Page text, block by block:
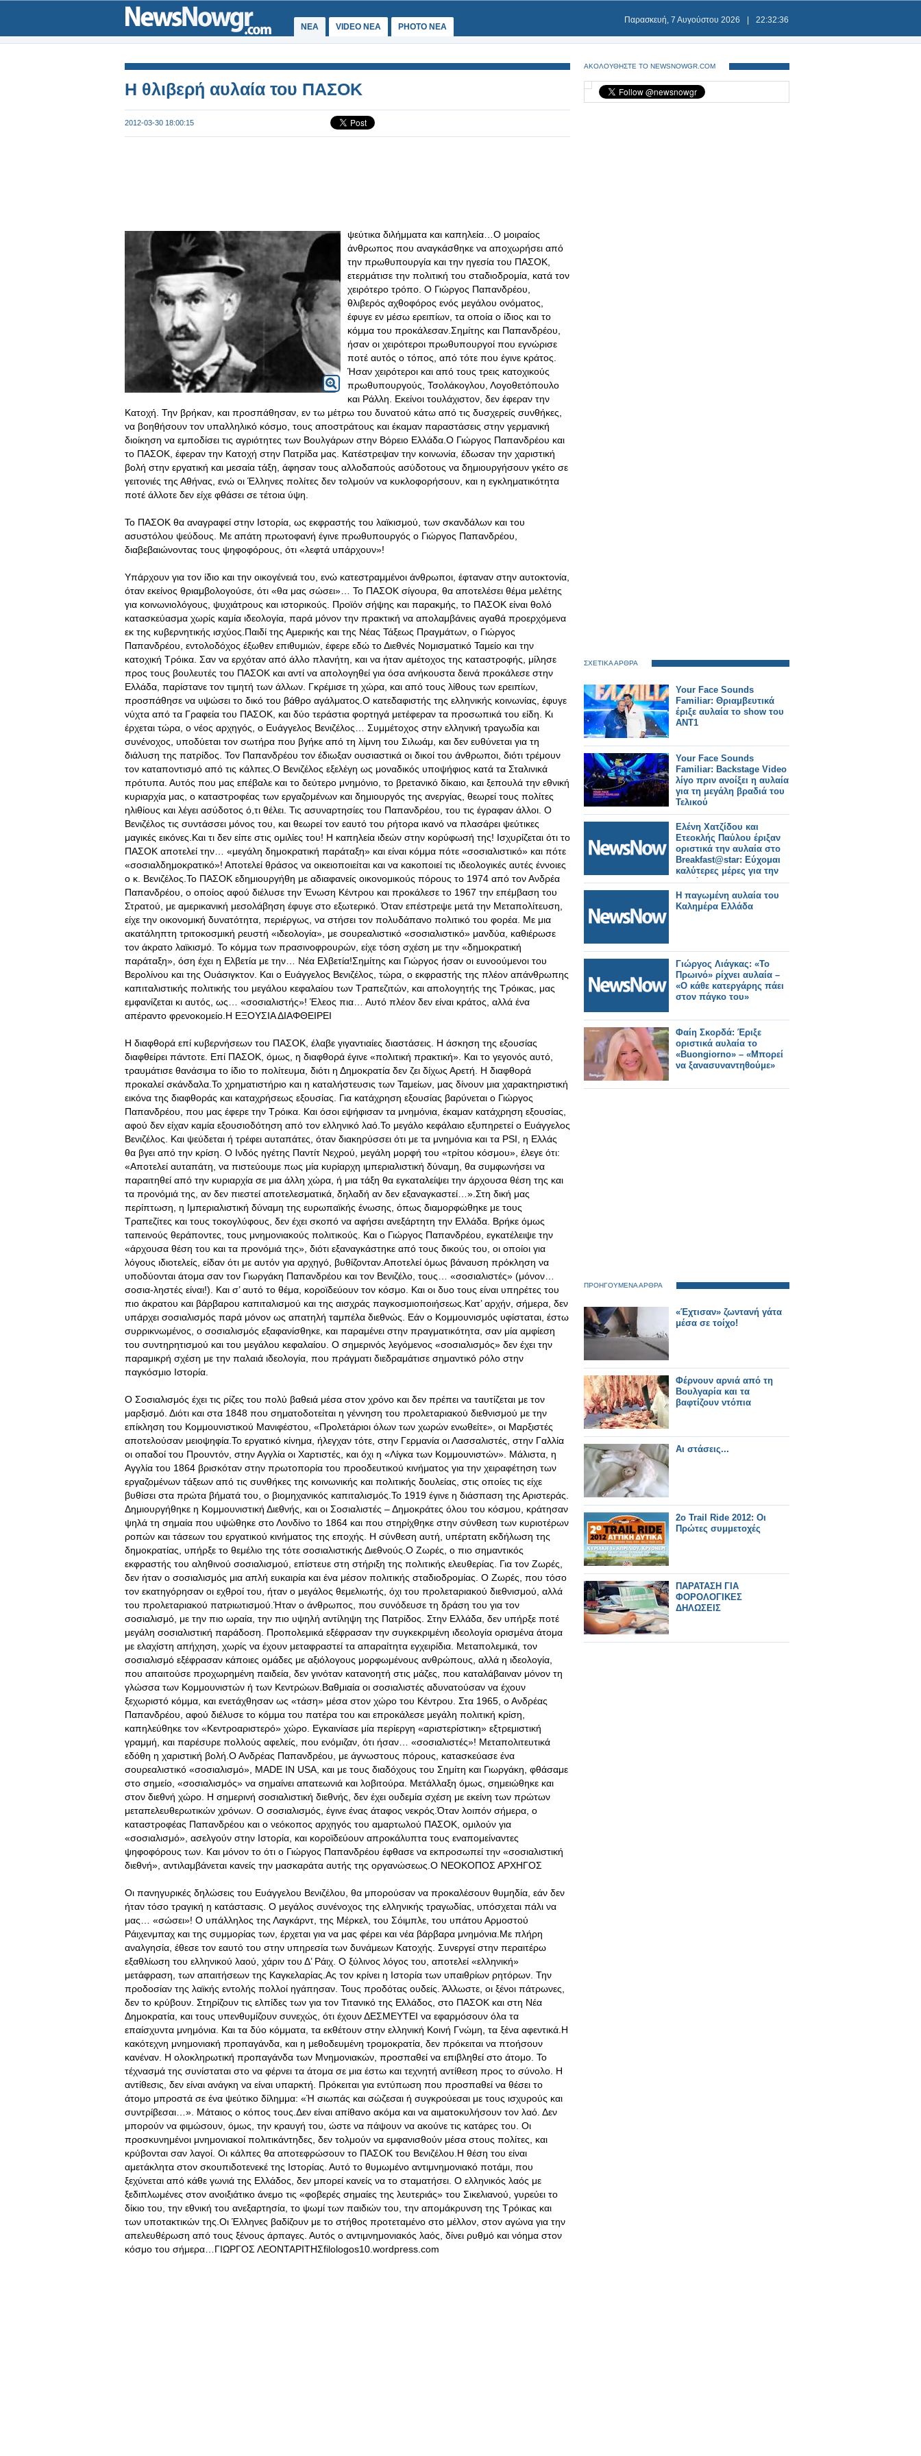
ΝΕΑ VIDEO NEA PHOTO NEA
Παρασκευή, 7 Αυγούστου 2026 22:32:37
Η θλιβερή αυλαία του ΠΑΣΟΚ
2012-03-30 18:00:15
ψεύτικα διλήμματα και καπηλεία…Ο μοιραίος
άνθρωπος που αναγκάσθηκε να αποχωρήσει από
την πρωθυπουργία και την ηγεσία του ΠΑΣΟΚ,
ετερμάτισε την πολιτική του σταδιοδρομία, κατά τον
χειρότερο τρόπο. Ο Γιώργος Παπανδρέου,
θλιβερός αχθοφόρος ενός μεγάλου ονόματος,
έφυγε εν μέσω ερειπίων, τα οποία ο ίδιος και το
κόμμα του προκάλεσαν.Σημίτης και Παπανδρέου,
ήσαν οι χειρότεροι πρωθυπουργοί που εγνώρισε
ποτέ αυτός ο τόπος, από τότε που έγινε κράτος.
Ήσαν χειρότεροι και από τους τρεις κατοχικούς
πρωθυπουργούς, Τσολάκογλου, Λογοθετόπουλο
και Ράλλη. Εκείνοι τουλάχιστον, δεν έφεραν την
Κατοχή. Την βρήκαν, και προσπάθησαν, εν τω μέτρω του δυνατού κάτω από τις δυσχερείς συνθήκες,
να βοηθήσουν τον υπαλληλικό κόσμο, τους αποστράτους και έκαμαν παραστάσεις στην γερμανική
διοίκηση να εμποδίσει τις αγριότητες των Βουλγάρων στην Βόρειο Ελλάδα.Ο Γιώργος Παπανδρέου και
το ΠΑΣΟΚ, έφεραν την Κατοχή στην Πατρίδα μας. Κατέστρεψαν την κοινωνία, έδωσαν την χαριστική
βολή στην εργατική και μεσαία τάξη, άφησαν τους αλλοδαπούς ασύδοτους να δημιουργήσουν γκέτο σε
γειτονιές της Αθήνας, ενώ οι Έλληνες πολίτες δεν τολμούν να κυκλοφορήσουν, και η εγκληματικότητα
ποτέ άλλοτε δεν είχε φθάσει σε τέτοια ύψη.
Το ΠΑΣΟΚ θα αναγραφεί στην Ιστορία, ως εκφραστής του λαϊκισμού, των σκανδάλων και του
ασυστόλου ψεύδους. Με απάτη πρωτοφανή έγινε πρωθυπουργός ο Γιώργος Παπανδρέου,
διαβεβαιώνοντας τους ψηφοφόρους, ότι «λεφτά υπάρχουν»!
Υπάρχουν για τον ίδιο και την οικογένειά του, ενώ κατεστραμμένοι άνθρωποι, έφταναν στην αυτοκτονία,
όταν εκείνος θριαμβολογούσε, ότι «θα μας σώσει»… Το ΠΑΣΟΚ σίγουρα, θα αποτελέσει θέμα μελέτης
για κοινωνιολόγους, ψυχιάτρους και ιστορικούς. Προϊόν σήψης και παρακμής, το ΠΑΣΟΚ είναι θολό
κατασκεύασμα χωρίς καμία ιδεολογία, παρά μόνον την πρακτική να απολαμβάνεις αγαθά προερχόμενα
εκ της κυβερνητικής ισχύος.Παιδί της Αμερικής και της Νέας Τάξεως Πραγμάτων, ο Γιώργος
Παπανδρέου, εντολοδόχος έξωθεν επιθυμιών, έφερε εδώ το Διεθνές Νομισματικό Ταμείο και την
κατοχική Τρόικα. Σαν να ερχόταν από άλλο πλανήτη, και να ήταν αμέτοχος της καταστροφής, μίλησε
προς τους βουλευτές του ΠΑΣΟΚ και αντί να απολογηθεί για όσα ανήκουστα δεινά προκάλεσε στην
Ελλάδα, παρίστανε τον τιμητή των άλλων. Γκρέμισε τη χώρα, και από τους λίθους των ερειπίων,
προσπάθησε να υψώσει το δικό του βάθρο αγάλματος.Ο κατεδαφιστής της ελληνικής κοινωνίας, έφυγε
νύχτα από τα Γραφεία του ΠΑΣΟΚ, και δύο τεράστια φορτηγά μετέφεραν τα προσωπικά του είδη. Κι
έρχεται τώρα, ο νέος αρχηγός, ο Ευάγγελος Βενιζέλος… Συμμέτοχος στην ελληνική τραγωδία και
συνένοχος, υποδύεται τον σωτήρα που βγήκε από τη λίμνη του Σιλωάμ, και δεν ευθύνεται για τη
διάλυση της πατρίδος. Τον Παπανδρέου τον έδιωξαν ουσιαστικά οι δικοί του άνθρωποι, διότι τρέμουν
τον καταποντισμό από τις κάλπες.Ο Βενιζέλος εξελέγη ως μοναδικός υποψήφιος κατά τα Σταλινικά
πρότυπα. Αυτός που μας επέβαλε και το δεύτερο μνημόνιο, το βρετανικό δίκαιο, και ξεπουλά την εθνική
κυριαρχία μας, ο καταστροφέας των εργαζομένων και δημιουργός της ανεργίας, θεωρεί τους πολίτες
ηλιθίους και λέγει ασύδοτος ό,τι θέλει. Τις ασυναρτησίες του Παπανδρέου, του τις έγραφαν άλλοι. Ο
Βενιζέλος τις συντάσσει μόνος του, και θεωρεί τον εαυτό του ρήτορα ικανό να πλασάρει ψεύτικες
μαγικές εικόνες.Και τι δεν είπε στις ομιλίες του! Η καπηλεία ιδεών στην κορύφωσή της! Ισχυρίζεται ότι το
ΠΑΣΟΚ αποτελεί την… «μεγάλη δημοκρατική παράταξη» και είναι κόμμα πότε «σοσιαλιστικό» και πότε
«σοσιαλδημοκρατικό»! Αποτελεί θράσος να οικειοποιείται και να κακοποιεί τις ιδεολογικές αυτές έννοιες
ο κ. Βενιζέλος.Το ΠΑΣΟΚ εδημιουργήθη με αδιαφανείς οικονομικούς πόρους το 1974 από τον Ανδρέα
Παπανδρέου, ο οποίος αφού διέλυσε την Ένωση Κέντρου και προκάλεσε το 1967 την επέμβαση του
Στρατού, με αμερικανική μεσολάβηση έφυγε στο εξωτερικό. Όταν επέστρεψε μετά την Μεταπολίτευση,
είχε την οικονομική δυνατότητα, περιέργως, να στήσει τον πολυδάπανο πολιτικό του φορέα. Με μια
ακατάληπτη τριτοκοσμική ρευστή «ιδεολογία», με σουρεαλιστικό «σοσιαλιστικό» μανδύα, καθιέρωσε
τον άκρατο λαϊκισμό. Το κόμμα των πρασινοφρουρών, είχε τόση σχέση με την «δημοκρατική
παράταξη», όση έχει η Ελβετία με την… Νέα Ελβετία!Σημίτης και Γιώργος ήσαν οι ευνοούμενοι του
Βερολίνου και της Ουάσιγκτον. Και ο Ευάγγελος Βενιζέλος, τώρα, ο εκφραστής της πλέον απάνθρωπης
καπιταλιστικής πολιτικής του μεγάλου κεφαλαίου των Τραπεζιτών, και απολογητής της Τρόικας, μας
εμφανίζεται κι αυτός, ως… «σοσιαλιστής»! Έλεος πια… Αυτό πλέον δεν είναι κράτος, αλλά ένα
απέραντο φρενοκομείο.Η ΕΞΟΥΣΙΑ ΔΙΑΦΘΕΙΡΕΙ
Η διαφθορά επί κυβερνήσεων του ΠΑΣΟΚ, έλαβε γιγαντιαίες διαστάσεις. Η άσκηση της εξουσίας
διαφθείρει πάντοτε. Επί ΠΑΣΟΚ, όμως, η διαφθορά έγινε «πολιτική πρακτική». Και το γεγονός αυτό,
τραυμάτισε θανάσιμα το ίδιο το πολίτευμα, διότι η Δημοκρατία δεν ζει δίχως Αρετή. Η διαφθορά
προκαλεί σκάνδαλα.Το χρηματιστήριο και η καταλήστευσις των Ταμείων, μας δίνουν μια χαρακτηριστική
εικόνα της διαφθοράς και καταχρήσεως εξουσίας. Για κατάχρηση εξουσίας βαρύνεται ο Γιώργος
Παπανδρέου, που μας έφερε την Τρόικα. Και όσοι εψήφισαν τα μνημόνια, έκαμαν κατάχρηση εξουσίας,
αφού δεν είχαν καμία εξουσιοδότηση από τον ελληνικό λαό.Το μεγάλο κεφάλαιο εξυπηρετεί ο Ευάγγελος
Βενιζέλος. Και ψεύδεται ή τρέφει αυταπάτες, όταν διακηρύσσει ότι με τα μνημόνια και τα PSI, η Ελλάς
θα βγει από την κρίση. Ο Ινδός ηγέτης Παντίτ Νεχρού, μεγάλη μορφή του «τρίτου κόσμου», έλεγε ότι:
«Αποτελεί αυταπάτη, να πιστεύουμε πως μία κυρίαρχη ιμπεριαλιστική δύναμη, θα συμφωνήσει να
παραιτηθεί από την κυριαρχία σε μια άλλη χώρα, ή μια τάξη θα εγκαταλείψει την άρχουσα θέση της και
τα προνόμιά της, αν δεν πιεστεί αποτελεσματικά, δηλαδή αν δεν εξαναγκαστεί…».Στη δική μας
περίπτωση, η Ιμπεριαλιστική δύναμη της ευρωπαϊκής ένωσης, όπως διαμορφώθηκε με τους
Τραπεζίτες και τους τοκογλύφους, δεν έχει σκοπό να αφήσει ανεξάρτητη την Ελλάδα. Βρήκε όμως
ταπεινούς θεράποντες, τους μνημονιακούς πολιτικούς. Και ο Γιώργος Παπανδρέου, εγκατέλειψε την
«άρχουσα θέση του και τα προνόμιά της», διότι εξαναγκάστηκε από τους δικούς του, οι οποίοι για
λόγους ιδιοτελείς, είδαν ότι με αυτόν για αρχηγό, βυθίζονταν.Αποτελεί όμως βάναυση πρόκληση να
υποδύονται άτομα σαν τον Γιωργάκη Παπανδρέου και τον Βενιζέλο, τους… «σοσιαλιστές» (μόνον…
σοσια-ληστές είναι!). Και σ’ αυτό το θέμα, κοροϊδεύουν τον κόσμο. Και οι δυο τους είναι υπηρέτες του
πιο άκρατου και βάρβαρου καπιταλισμού και της αισχράς παγκοσμιοποιήσεως.Κατ’ αρχήν, σήμερα, δεν
υπάρχει σοσιαλισμός παρά μόνον ως απατηλή ταμπέλα διεθνώς. Εάν ο Κομμουνισμός υφίσταται, έστω
συρρικνωμένος, ο σοσιαλισμός εξαφανίσθηκε, και παραμένει στην πραγματικότητα, σαν μία αμφίεση
του συντηρητισμού και του μεγάλου κεφαλαίου. Ο σημερινός λεγόμενος «σοσιαλισμός» δεν έχει την
παραμικρή σχέση με την παλαιά ιδεολογία, που πράγματι διεδραμάτισε σημαντικό ρόλο στην
παγκόσμιο Ιστορία.
Ο Σοσιαλισμός έχει τις ρίζες του πολύ βαθειά μέσα στον χρόνο και δεν πρέπει να ταυτίζεται με τον
μαρξισμό. Διότι και στα 1848 που σηματοδοτείται η γέννηση του προλεταριακού διεθνισμού με την
επίκληση του Κομμουνιστικού Μανιφέστου, «Προλετάριοι όλων των χωρών ενωθείτε», οι Μαρξιστές
αποτελούσαν μειοψηφία.Το εργατικό κίνημα, ήλεγχαν τότε, στην Γερμανία οι Λασσαλιστές, στην Γαλλία
οι οπαδοί του Προυντόν, στην Αγγλία οι Χαρτιστές, και όχι η «Λίγκα των Κομμουνιστών». Μάλιστα, η
Αγγλία του 1864 βρισκόταν στην πρωτοπορία του προοδευτικού κινήματος για την χειραφέτηση των
εργαζομένων τάξεων από τις συνθήκες της κοινωνικής και πολιτικής δουλείας, στις οποίες τις είχε
βυθίσει στα πρώτα βήματά του, ο βιομηχανικός καπιταλισμός.Το 1919 έγινε η διάσπαση της Αριστεράς.
Δημιουργήθηκε η Κομμουνιστική Διεθνής, και οι Σοσιαλιστές – Δημοκράτες όλου του κόσμου, κράτησαν
ψηλά τη σημαία που υψώθηκε στο Λονδίνο το 1864 και που στηρίχθηκε στην σύνθεση των κυριοτέρων
ροπών και τάσεων του εργατικού κινήματος της εποχής. Η σύνθεση αυτή, υπέρτατη εκδήλωση της
δημοκρατίας, υπήρξε το θεμέλιο της τότε σοσιαλιστικής Διεθνούς.Ο Ζωρές, ο πιο σημαντικός
εκφραστής του αληθινού σοσιαλισμού, επίστευε στη στήριξη της πολιτικής ελευθερίας. Για τον Ζωρές,
δεν ήταν ο σοσιαλισμός μια απλή ευκαιρία και ένα μέσον πολιτικής σταδιοδρομίας. Ο Ζωρές, που τόσο
τον εκατηγόρησαν οι εχθροί του, ήταν ο μεγάλος θεμελιωτής, όχι του προλεταριακού διεθνισμού, αλλά
του προλεταριακού πατριωτισμού.Ήταν ο άνθρωπος, που συνόδευσε τη δράση του για τον
σοσιαλισμό, με την πιο ωραία, την πιο υψηλή αντίληψη της Πατρίδος. Στην Ελλάδα, δεν υπήρξε ποτέ
μεγάλη σοσιαλιστική παράδοση. Προπολεμικά εξέφρασαν την συγκεκριμένη ιδεολογία ορισμένα άτομα
με ελαχίστη απήχηση, χωρίς να έχουν μεταφραστεί τα απαραίτητα εγχειρίδια. Μεταπολεμικά, τον
σοσιαλισμό εξέφρασαν κάποιες ομάδες με αξιόλογους μορφωμένους ανθρώπους, αλλά η ιδεολογία,
που απαιτούσε προχωρημένη παιδεία, δεν γινόταν κατανοητή στις μάζες, που καταλάβαιναν μόνον τη
γλώσσα των Κομμουνιστών ή των Κεντρώων.Βαθμιαία οι σοσιαλιστές αδυνατούσαν να έχουν
ξεχωριστό κόμμα, και ενετάχθησαν ως «τάση» μέσα στον χώρο του Κέντρου. Στα 1965, ο Ανδρέας
Παπανδρέου, αφού διέλυσε το κόμμα του πατέρα του και επροκάλεσε μεγάλη πολιτική κρίση,
καπηλεύθηκε τον «Κεντροαριστερό» χώρο. Εγκαινίασε μία περίεργη «αριστερίστικη» εξτρεμιστική
γραμμή, και παρέσυρε πολλούς αφελείς, που ενόμιζαν, ότι ήσαν… «σοσιαλιστές»! Μεταπολιτευτικά
εδόθη η χαριστική βολή.Ο Ανδρέας Παπανδρέου, με άγνωστους πόρους, κατασκεύασε ένα
σουρεαλιστικό «σοσιαλισμό», MADE IN USA, και με τους διαδόχους του Σημίτη και Γιωργάκη, φθάσαμε
στο σημείο, «σοσιαλισμός» να σημαίνει απατεωνιά και λοβιτούρα. Μετάλλαξη όμως, σημειώθηκε και
στον διεθνή χώρο. Η σημερινή σοσιαλιστική διεθνής, δεν έχει ουδεμία σχέση με εκείνη των πρώτων
μεταπελευθερωτικών χρόνων. Ο σοσιαλισμός, έγινε ένας άταφος νεκρός.Όταν λοιπόν σήμερα, ο
καταστροφέας Παπανδρέου και ο νεόκοπος αρχηγός του αμαρτωλού ΠΑΣΟΚ, ομιλούν για
«σοσιαλισμό», ασελγούν στην Ιστορία, και κοροϊδεύουν απροκάλυπτα τους εναπομείναντες
ψηφοφόρους των. Και μόνον το ότι ο Γιώργος Παπανδρέου έφθασε να εκπροσωπεί την «σοσιαλιστική
διεθνή», αντιλαμβάνεται κανείς την μασκαράτα αυτής της οργανώσεως.Ο ΝΕΟΚΟΠΟΣ ΑΡΧΗΓΟΣ
Οι πανηγυρικές δηλώσεις του Ευάγγελου Βενιζέλου, θα μπορούσαν να προκαλέσουν θυμηδία, εάν δεν
ήταν τόσο τραγική η κατάστασις. Ο μεγάλος συνένοχος της ελληνικής τραγωδίας, υπόσχεται πάλι να
μας… «σώσει»! Ο υπάλληλος της Λαγκάρντ, της Μέρκελ, του Σόιμπλε, του υπάτου Αρμοστού
Ράιχενμπαχ και της συμμορίας των, έρχεται για να μας φέρει και νέα βάρβαρα μνημόνια.Με πλήρη
αναλγησία, έθεσε τον εαυτό του στην υπηρεσία των δυνάμεων Κατοχής. Συνεργεί στην περαιτέρω
εξαθλίωση του ελληνικού λαού, χάριν του Δ’ Ράιχ. Ο ξύλινος λόγος του, αποτελεί «ελληνική»
μετάφραση, των απαιτήσεων της Καγκελαρίας.Ας τον κρίνει η Ιστορία των υπαιθρίων ρητόρων. Την
προδοσίαν της λαϊκής εντολής πολλοί ηγάπησαν. Τους προδότας ουδείς. Άλλωστε, οι ξένοι πάτρωνες,
δεν το κρύβουν. Στηρίζουν τις ελπίδες των για τον Τιτανικό της Ελλάδος, στο ΠΑΣΟΚ και στη Νέα
Δημοκρατία, και τους υπενθυμίζουν συνεχώς, ότι έχουν ΔΕΣΜΕΥΤΕΙ να εφαρμόσουν όλα τα
επαίσχυντα μνημόνια. Και τα δύο κόμματα, τα εκθέτουν στην ελληνική Κοινή Γνώμη, τα ξένα αφεντικά.Η
κακότεχνη μνημονιακή προπαγάνδα, και η μεθοδευμένη τρομοκρατία, δεν πρόκειται να πτοήσουν
κανέναν. Η ολοκληρωτική προπαγάνδα των Μνημονιακών, προσπαθεί να επιβληθεί στο άτομο. Το
τέχνασμά της συνίσταται στο να φέρνει τα άτομα σε μια έστω και τεχνητή αντίθεση προς το σύνολο. Η
αντίθεσις, δεν είναι ανάγκη να είναι υπαρκτή. Πρόκειται για εντύπωση που προσπαθεί να θέσει το
άτομο μπροστά σε ένα ψεύτικο δίλημμα: «Ή σιωπάς και σώζεσαι ή συγκρούεσαι με τους ισχυρούς και
συντρίβεσαι…». Μάταιος ο κόπος τους.Δεν είναι απίθανο ακόμα και να αιματοκυλήσουν τον λαό. Δεν
μπορούν να φιμώσουν, όμως, την κραυγή του, ώστε να πάψουν να ακούνε τις κατάρες του. Οι
προσκυνημένοι μνημονιακοί πολιτικάντηδες, δεν τολμούν να εμφανισθούν μέσα στους πολίτες, και
κρύβονται σαν λαγοί. Οι κάλπες θα αποτεφρώσουν το ΠΑΣΟΚ του Βενιζέλου.Η θέση του είναι
αμετάκλητα στον σκουπιδοτενεκέ της Ιστορίας. Αυτό το θυμωμένο αντιμνημονιακό ποτάμι, που
ξεχύνεται από κάθε γωνιά της Ελλάδος, δεν μπορεί κανείς να το σταματήσει. Ο ελληνικός λαός με
ξεδιπλωμένες στον ανοιξιάτικο άνεμο τις «φοβερές σημαίες της λευτεριάς» του Σικελιανού, γυρεύει το
δίκιο του, την εθνική του ανεξαρτησία, το ψωμί των παιδιών του, την απομάκρυνση της Τρόικας και
των υποτακτικών της.Οι Έλληνες βαδίζουν με το στήθος προτεταμένο στο μέλλον, στον αγώνα για την
απελευθέρωση από τους ξένους άρπαγες. Αυτός ο αντιμνημονιακός λαός, δίνει ρυθμό και νόημα στον
κόσμο του σήμερα…ΓΙΩΡΓΟΣ ΛΕΟΝΤΑΡΙΤΗΣfilologos10.wordpress.com
ΑΚΟΛΟΥΘΗΣΤΕ ΤΟ NEWSNOWGR.COM
ΣΧΕΤΙΚΑ ΑΡΘΡΑ
Your Face Sounds
Familiar: Θριαμβευτικά
έριξε αυλαία το show του
ΑΝΤ1
Your Face Sounds
Familiar: Backstage Video
λίγο πριν ανοίξει η αυλαία
για τη μεγάλη βραδιά του
Τελικού
Ελένη Χατζίδου και
Ετεοκλής Παύλου έριξαν
οριστικά την αυλαία στο
Breakfast@star: Εύχομαι
καλύτερες μέρες για την
τηλεόραση
Η παγωμένη αυλαία του
Καλημέρα Ελλάδα
Γιώργος Λιάγκας: «Το
Πρωινό» ρίχνει αυλαία –
«Ο κάθε κατεργάρης πάει
στον πάγκο του»
Φαίη Σκορδά: Έριξε
οριστικά αυλαία το
«Buongiorno» – «Μπορεί
να ξανασυναντηθούμε»
ΠΡΟΗΓΟΥΜΕΝΑ ΑΡΘΡΑ
«Έχτισαν» ζωντανή γάτα
μέσα σε τοίχο!
Φέρνουν αρνιά από τη
Βουλγαρία και τα
βαφτίζουν ντόπια
Αι στάσεις...
2o Trail Ride 2012: Οι
Πρώτες συμμετοχές
ΠΑΡΑΤΑΣΗ ΓΙΑ
ΦΟΡΟΛΟΓΙΚΕΣ
ΔΗΛΩΣΕΙΣ